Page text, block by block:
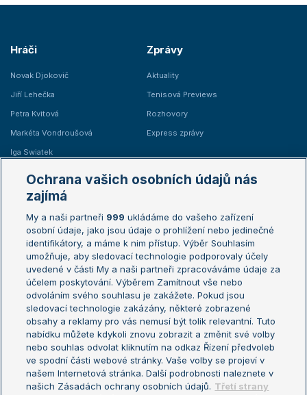
Hráči
Novak Djokovič
Jiří Lehečka
Petra Kvitová
Markéta Vondroušová
Iga Swiatek
Zprávy
Aktuality
Tenisová Previews
Rozhovory
Express zprávy
Žebříčky
Žebříček ATP (muži)
Žebříček WTA (ženy)
Sázkařský žebříček
Australian Open
French Open
Wimbledon
US Open
Turnaj mistrů
Turnaj mistryň
Aktualní trendy
Fotbalové přestupy
Livesport Daily
Ochrana vašich osobních údajů nás
zajímá
My a naši partneři 999 ukládáme do vašeho zařízení
osobní údaje, jako jsou údaje o prohlížení nebo jedinečné
identifikátory, a máme k nim přístup. Výběr Souhlasím
umožňuje, aby sledovací technologie podporovaly účely
uvedené v části My a naši partneři zpracováváme údaje za
účelem poskytování. Výběrem Zamítnout vše nebo
odvoláním svého souhlasu je zakážete. Pokud jsou
sledovací technologie zakázány, některé zobrazené
obsahy a reklamy pro vás nemusí být tolik relevantní. Tuto
nabídku můžete kdykoli znovu zobrazit a změnit své volby
nebo souhlas odvolat kliknutím na odkaz Řízení předvoleb
ve spodní části webové stránky. Vaše volby se projeví v
našem Internetová stránka. Další podrobnosti naleznete v
našich Zásadách ochrany osobních údajů. Třetí strany